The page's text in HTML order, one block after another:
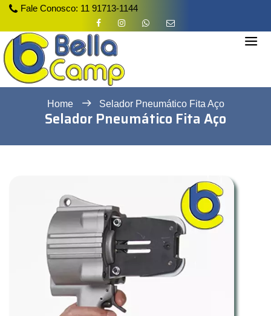
Fale Conosco: 11 91713-1144
Home Selador Pneumático Fita Aço
Selador Pneumático Fita Aço